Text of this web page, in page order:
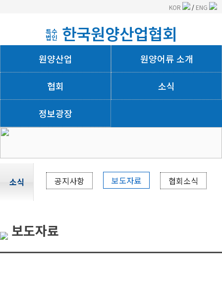
KOR / ENG
특수
법인 한국원양산업협회
원양산업 원양어류 소개
협회 소식
정보광장
소식
공지사항 보도자료 협회소식
보도자료